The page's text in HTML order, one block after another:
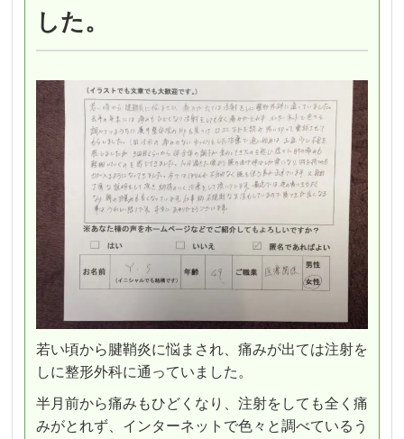
した。
若い頃から腱鞘炎に悩まされ、痛みが出ては注射を
しに整形外科に通っていました。
半月前から痛みもひどくなり、注射をしても全く痛
みがとれず、インターネットで色々と調べているう